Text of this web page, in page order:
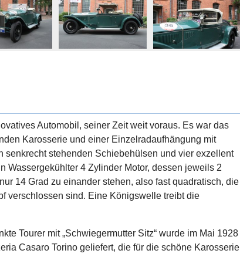
Automobil, seiner Zeit weit voraus. Es war das
Karosserie und einer Einzelradaufhängung mit
senkrecht stehenden Schiebehülsen und vier exzellent
Wassergekühlter 4 Zylinder Motor, dessen jeweils 2
14 Grad zu einander stehen, also fast quadratisch, die
verschlossen sind. Eine Königswelle treibt die
Tourer mit „Schwiegermutter Sitz“ wurde im Mai 1928
Casaro Torino geliefert, die für die schöne Karosserie